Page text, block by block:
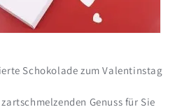
Schokolade zum Valentinstag
Genuss für Sie